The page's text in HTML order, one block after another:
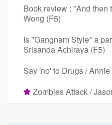
Book review : "And then
Wong (F5)
Is "Gangnam Style" a
Srisanda Achiraya (F5)
Say 'no' to Drugs /
Zombies Attack /